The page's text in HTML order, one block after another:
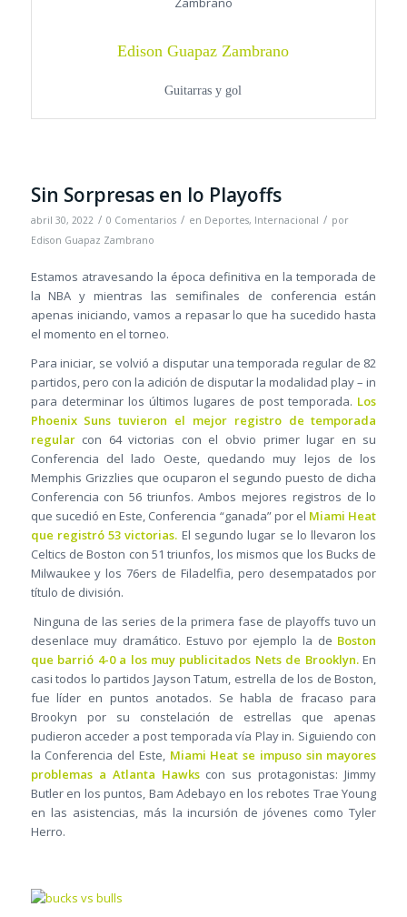
Edison Guapaz Zambrano
Guitarras y gol
Sin Sorpresas en lo Playoffs
abril 30, 2022 / 0 Comentarios / en Deportes, Internacional / por
Edison Guapaz Zambrano
Estamos atravesando la época definitiva en la temporada de
la NBA y mientras las semifinales de conferencia están
apenas iniciando, vamos a repasar lo que ha sucedido hasta
el momento en el torneo.
Para iniciar, se volvió a disputar una temporada regular de 82
partidos, pero con la adición de disputar la modalidad play – in
para determinar los últimos lugares de post temporada. Los
Phoenix Suns tuvieron el mejor registro de temporada
regularcon 64 victorias con el obvio primer lugar en su
Conferencia del lado Oeste, quedando muy lejos de los
Memphis Grizzlies que ocuparon el segundo puesto de dicha
Conferencia con 56 triunfos. Ambos mejores registros de lo
que sucedió en Este, Conferencia “ganada” por el Miami Heat
que registró 53 victorias. El segundo lugar se lo llevaron los
Celtics de Boston con 51 triunfos, los mismos que los Bucks de
Milwaukee y los 76ers de Filadelfia, pero desempatados por
título de división.
Ninguna de las series de la primera fase de playoffs tuvo un
desenlace muy dramático. Estuvo por ejemplo la de Boston
que barrió 4-0 a los muy publicitados Nets de Brooklyn.En
casi todos lo partidos Jayson Tatum, estrella de los de Boston,
fue líder en puntos anotados. Se habla de fracaso para
Brookyn por su constelación de estrellas que apenas
pudieron acceder a post temporada vía Play in. Siguiendo con
la Conferencia del Este, Miami Heat se impuso sin mayores
problemas a Atlanta Hawkscon sus protagonistas: Jimmy
Butler en los puntos, Bam Adebayo en los rebotes Trae Young
en las asistencias, más la incursión de jóvenes como Tyler
Herro.